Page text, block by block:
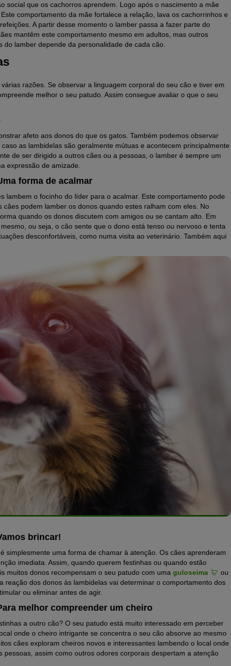
social que os cachorros aprendem. Logo após o nascimento a mãe
comportamento da mãe fortalece a relação, lava os cachorrinhos e
A partir desse momento o lamber passa a fazer parte do
mantêm este comportamento mesmo em adultos, mas outros
lamber depende da personalidade de cada cão.
razões. Se observar a linguagem corporal do seu cão e tiver em
melhor o seu patudo. Assim consegue avaliar o que o seu
afeto aos donos do que os gatos. Também podemos observar
as lambidelas são geralmente mútuas e acontecem principalmente
de ser dirigido a outros cães ou a pessoas, o lamber é sempre um
expressão de amizade.
forma de acalmar
lambem o focinho do líder para o acalmar. Este comportamento pode
podem lamber os donos quando estes ralham com eles. No
quando os donos discutem com amigos ou se cantam alto. Em
ou seja, o cão sente que o dono está tenso ou nervoso e tenta
desconfortáveis, como numa visita ao veterinário. Também aqui
brincar!
simplesmente uma forma de chamar à atenção. Os cães aprenderam
imediata. Assim, quando querem festinhas ou quando estão
muitos donos recompensam o seu patudo com uma guloseima
ou
reação dos donos às lambidelas vai determinar o comportamento dos
ou eliminar antes de agir.
melhor compreender um cheiro
a outro cão? O seu patudo está muito interessado em perceber
onde o cheiro intrigante se concentra o seu cão absorve ao mesmo
cães exploram cheiros novos e interessantes lambendo o local onde
assim como outros odores corporais despertam a atenção